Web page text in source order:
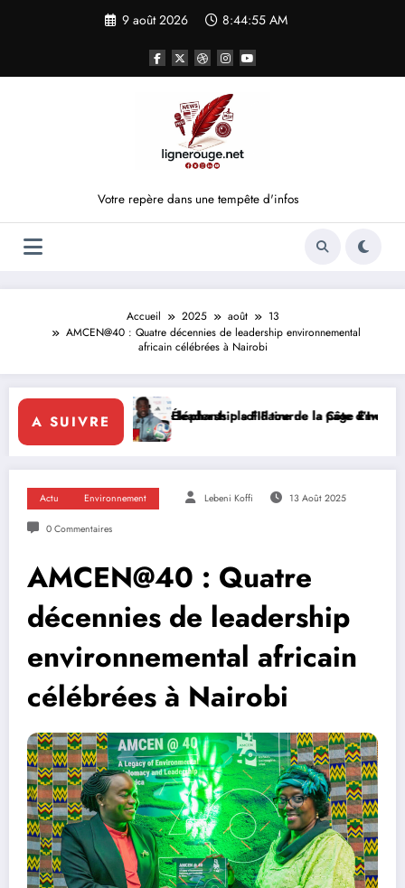
9 août 2026 8:44:55 AM
Votre repère dans une tempête d'infos
Accueil 2025 août
13
AMCEN@40 : Quatre décennies de leadership environnemental
africain célébrées à Nairobi
A SUIVRE
le leadership solidaire de la Côte d’Ivoire en Afrique
Éléphants : la FIF tourne la page Emerse Faé
Actu Environnement Lebeni Koffi 13 Août 2025
0 Commentaires
AMCEN@40 : Quatre
décennies de leadership
environnemental africain
célébrées à Nairobi